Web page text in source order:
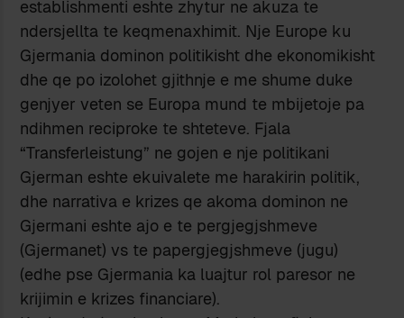
establishmenti eshte zhytur ne akuza te
ndersjellta te keqmenaxhimit. Nje Europe ku
Gjermania dominon politikisht dhe ekonomikisht
dhe qe po izolohet gjithnje e me shume duke
genjyer veten se Europa mund te mbijetoje pa
ndihmen reciproke te shteteve. Fjala
“Transferleistung” ne gojen e nje politikani
Gjerman eshte ekuivalete me harakirin politik,
dhe narrativa e krizes qe akoma dominon ne
Gjermani eshte ajo e te pergjegjshmeve
(Gjermanet) vs te papergjegjshmeve (jugu)
(edhe pse Gjermania ka luajtur rol paresor ne
krijimin e krizes financiare).